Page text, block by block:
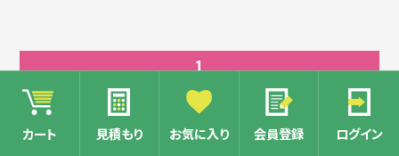
カート 見積もり お気に入り 会員登録 ログイン
1
2
3